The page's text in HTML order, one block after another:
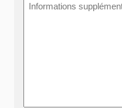
supplémentaires